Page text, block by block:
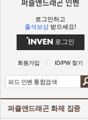
로그인하고
출석보상 받으세요!
로그인
회원가입 ID/PW 찾기
퍼즐앤드래곤 화제 집중